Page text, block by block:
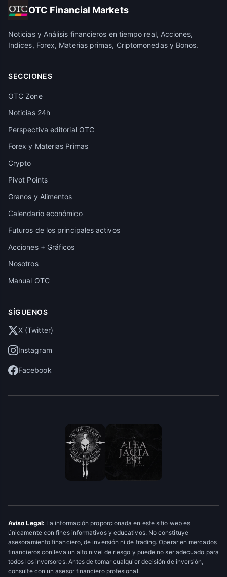
OTC Financial Markets
Noticias y Análisis financieros en tiempo real, Acciones,
Indices, Forex, Materias primas, Criptomonedas y Bonos.
SECCIONES
OTC Zone
Noticias 24h
Perspectiva editorial OTC
Forex y Materias Primas
Crypto
Pivot Points
Granos y Alimentos
Calendario económico
Futuros de los principales activos
Acciones + Gráficos
Nosotros
Manual OTC
SÍGUENOS
X (Twitter)
Instagram
Facebook
Aviso Legal: La información proporcionada en este sitio web es
únicamente con fines informativos y educativos. No constituye
asesoramiento financiero, de inversión ni de trading. Operar en mercados
financieros conlleva un alto nivel de riesgo y puede no ser adecuado para
todos los inversores. Antes de tomar cualquier decisión de inversión,
consulte con un asesor financiero profesional.